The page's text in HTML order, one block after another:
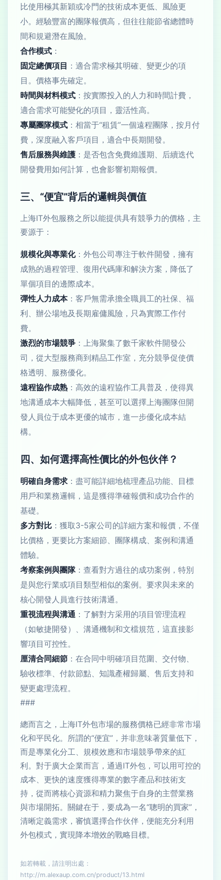
比使用極其新穎或冷門的技術成本更低、風險更
小。經驗豐富的團隊報價高，但往往能節省總體時
間和規避潛在風險。
合作模式 ：
固定總價項目 ：適合需求極其明確、變更少的項
目。價格事先確定。
時間與材料模式 ：按實際投入的人力和時間計費，
適合需求可能變化的項目，靈活性高。
專屬團隊模式 ：相當于“租賃”一個遠程團隊，按月付
費，深度融入客戶項目，適合中長期開發。
售后服務與維護 ：是否包含免費維護期、后續迭代
開發費用如何計算，也會影響初期報價。
三、“便宜”背后的邏輯與價值
上海IT外包服務之所以能提供具有競爭力的價格，主
要源于：
規模化與專業化：外包公司專注于軟件開發，擁有
成熟的過程管理、復用代碼庫和解決方案，降低了
單個項目的邊際成本。
彈性人力成本：客戶無需承擔全職員工的社保、福
利、辦公場地及長期雇傭風險，只為實際工作付
費。
激烈的市場競爭 ：上海聚集了數千家軟件開發公
司，從大型服務商到精品工作室，充分競爭促使價
格透明、服務優化。
遠程協作成熟 ：高效的遠程協作工具普及，使得異
地溝通成本大幅降低，甚至可以選擇上海團隊但開
發人員位于成本更優的城市，進一步優化成本結
構。
四、如何選擇高性價比的外包伙伴？
明確自身需求 ：盡可能詳細地梳理產品功能、目標
用戶和業務邏輯，這是獲得準確報價和成功合作的
基礎。
多方對比 ：獲取3-5家公司的詳細方案和報價，不僅
比價格，更要比方案細節、團隊構成、案例和溝通
體驗。
考察案例與團隊：查看對方過往的成功案例，特別
是與您行業或項目類型相似的案例。要求與未來的
核心開發人員進行技術溝通。
重視流程與溝通 ：了解對方采用的項目管理流程
（如敏捷開發）、溝通機制和文檔規范，這直接影
響項目可控性。
厘清合同細節 ：在合同中明確項目范圍、交付物、
驗收標準、付款節點、知識產權歸屬、售后支持和
變更處理流程。
###
總而言之，上海IT外包市場的服務價格已經非常市場
化和平民化。所謂的“便宜”，并非意味著質量低下，
而是專業化分工、規模效應和市場競爭帶來的紅
利。對于廣大企業而言，通過IT外包，可以用可控的
成本、更快的速度獲得專業的數字產品和技術支
持，從而將核心資源和精力聚焦于自身的主營業務
與市場開拓。關鍵在于，要成為一名“聰明的買家”，
清晰定義需求，審慎選擇合作伙伴，便能充分利用
外包模式，實現降本增效的戰略目標。
如若轉載，請注明出處：
http://m.alexaup.com.cn/product/13.html